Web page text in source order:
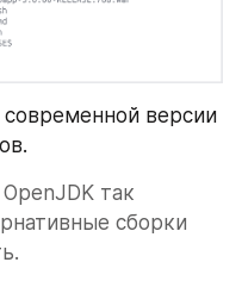
версии
так
сборки